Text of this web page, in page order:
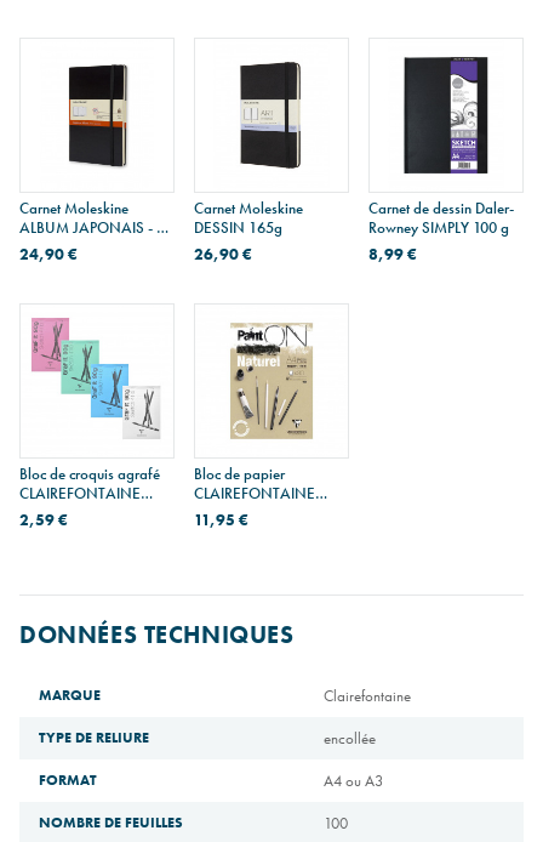
Carnet Moleskine
ALBUM JAPONAIS - 13
x 21 cm
24,90 €
Carnet Moleskine
DESSIN 165g
26,90 €
Carnet de dessin Daler-
Rowney SIMPLY 100 g
8,99 €
Bloc de croquis agrafé
CLAIREFONTAINE
GRAF'IT - 90 g
2,59 €
Bloc de papier
CLAIREFONTAINE
PAINT ON multi-
techniques naturel 250 g
11,95 €
DONNÉES TECHNIQUES
MARQUE Clairefontaine
TYPE DE RELIURE encollée
FORMAT A4 ou A3
NOMBRE DE FEUILLES 100